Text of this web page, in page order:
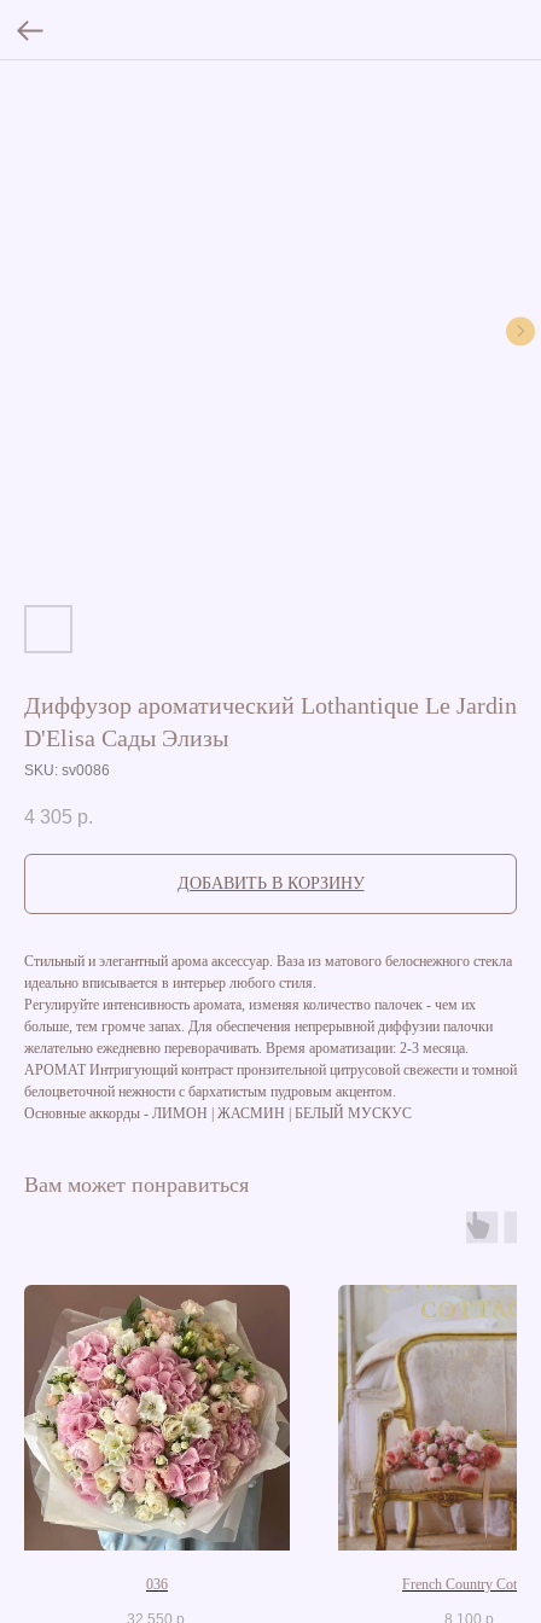
Диффузор ароматический Lothantique Le Jardin
D'Elisa Сады Элизы
SKU: sv0086
4 305 р.
ДОБАВИТЬ В КОРЗИНУ
Стильный и элегантный арома аксессуар. Ваза из матового белоснежного стекла
идеально вписывается в интерьер любого стиля.
Регулируйте интенсивность аромата, изменяя количество палочек - чем их
больше, тем громче запах. Для обеспечения непрерывной диффузии палочки
желательно ежедневно переворачивать. Время ароматизации: 2-3 месяца.
АРОМАТ Интригующий контраст пронзительной цитрусовой свежести и томной
белоцветочной нежности с бархатистым пудровым акцентом.
Основные аккорды - ЛИМОН | ЖАСМИН | БЕЛЫЙ МУСКУС
Вам может понравиться
036
32 550 р.
French Country Cottage
8 100 р.